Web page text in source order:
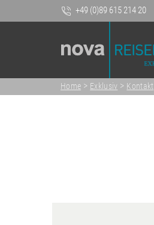
+49 (0)89 615 214 20
Home > Exklusiv > Kontakt